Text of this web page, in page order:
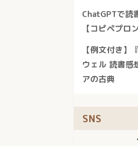
ChatGPTで読
【コピペプロ
【例文付き
ウェル 読書感
アの古典
SNS